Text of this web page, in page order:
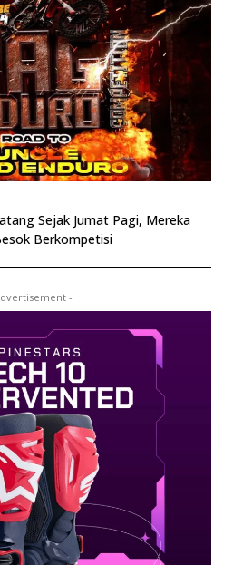
Sejak Jumat Pagi, Mereka
Berkompetisi
-